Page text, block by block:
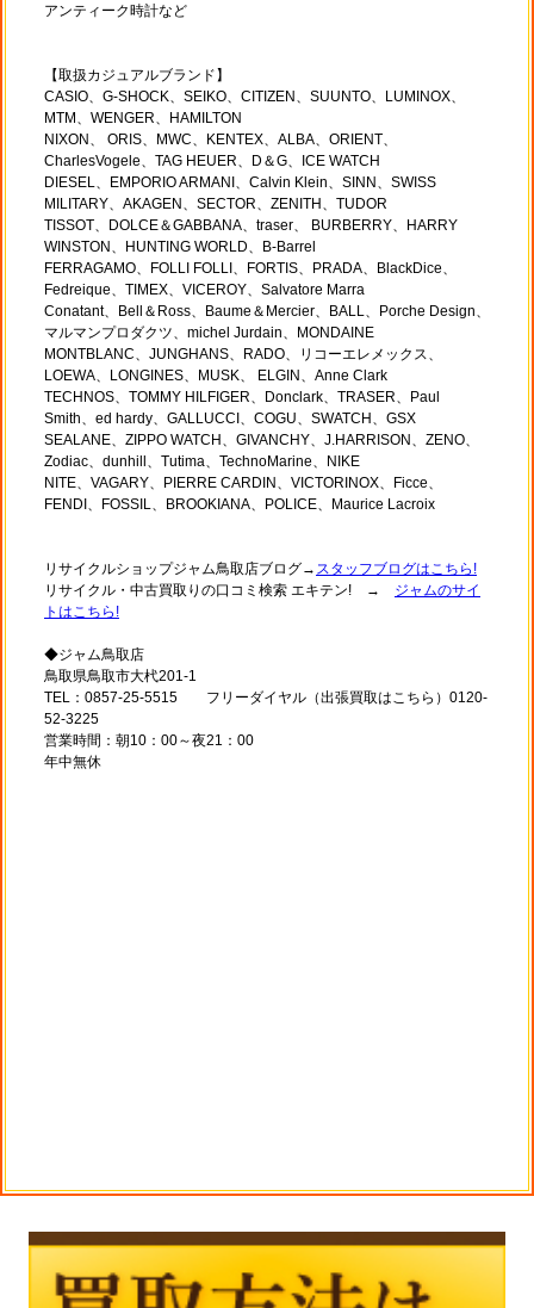
アンティーク時計など
【取扱カジュアルブランド】
CASIO、G-SHOCK、SEIKO、CITIZEN、SUUNTO、LUMINOX、
MTM、WENGER、HAMILTON
NIXON、 ORIS、MWC、KENTEX、ALBA、ORIENT、
CharlesVogele、TAG HEUER、D＆G、ICE WATCH
DIESEL、EMPORIO ARMANI、Calvin Klein、SINN、SWISS
MILITARY、AKAGEN、SECTOR、ZENITH、TUDOR
TISSOT、DOLCE＆GABBANA、traser、 BURBERRY、HARRY
WINSTON、HUNTING WORLD、B-Barrel
FERRAGAMO、FOLLI FOLLI、FORTIS、PRADA、BlackDice、
Fedreique、TIMEX、VICEROY、Salvatore Marra
Conatant、Bell＆Ross、Baume＆Mercier、BALL、Porche Design、
マルマンプロダクツ、michel Jurdain、MONDAINE
MONTBLANC、JUNGHANS、RADO、リコーエレメックス、
LOEWA、LONGINES、MUSK、 ELGIN、Anne Clark
TECHNOS、TOMMY HILFIGER、Donclark、TRASER、Paul
Smith、ed hardy、GALLUCCI、COGU、SWATCH、GSX
SEALANE、ZIPPO WATCH、GIVANCHY、J.HARRISON、ZENO、
Zodiac、dunhill、Tutima、TechnoMarine、NIKE
NITE、VAGARY、PIERRE CARDIN、VICTORINOX、Ficce、
FENDI、FOSSIL、BROOKIANA、POLICE、Maurice Lacroix
リサイクルショップジャム鳥取店ブログ→ スタッフブログはこちら!
リサイクル・中古買取りの口コミ検索 エキテン! → ジャムのサイ
トはこちら!
◆ジャム鳥取店
鳥取県鳥取市大杙201-1
TEL：0857-25-5515 フリーダイヤル（出張買取はこちら）0120-
52-3225
営業時間：朝10：00～夜21：00
年中無休